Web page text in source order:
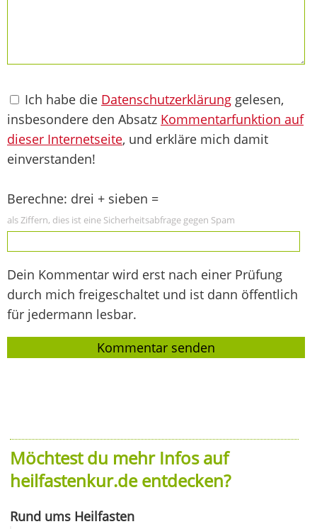
Ich habe die Datenschutzerklärung gelesen,
insbesondere den Absatz Kommentarfunktion auf
dieser Internetseite, und erkläre mich damit
einverstanden!
Berechne: drei + sieben =
als Ziffern, dies ist eine Sicherheitsabfrage gegen Spam
Dein Kommentar wird erst nach einer Prüfung
durch mich freigeschaltet und ist dann öffentlich
für jedermann lesbar.
Möchtest du mehr Infos auf
heilfastenkur.de entdecken?
Rund ums Heilfasten